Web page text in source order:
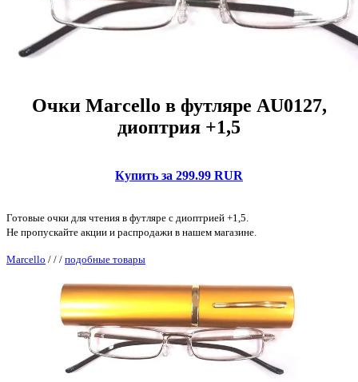
Очки Marcello в футляре AU0127,
диоптрия +1,5
Купить за 299.99 RUR
Готовые очки для чтения в футляре с диоптрией +1,5.
Не пропускайте акции и распродажи в нашем магазине.
Marcello / / / подобные товары